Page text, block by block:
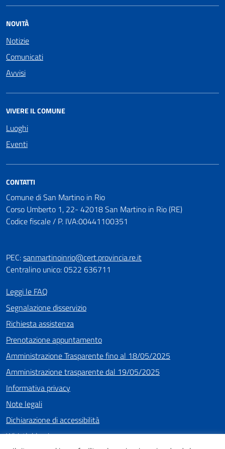
NOVITÀ
Notizie
Comunicati
Avvisi
VIVERE IL COMUNE
Luoghi
Eventi
CONTATTI
Comune di San Martino in Rio
Corso Umberto 1, 22- 42018 San Martino in Rio (RE)
Codice fiscale / P. IVA:00441100351
PEC:sanmartinoinrio@cert.provincia.re.it
Centralino unico: 0522 636711
Leggi le FAQ
Segnalazione disservizio
Richiesta assistenza
Prenotazione appuntamento
Amministrazione Trasparente fino al 18/05/2025
Amministrazione trasparente dal 19/05/2025
Informativa privacy
Note legali
Dichiarazione di accessibilità
Whistleblowing